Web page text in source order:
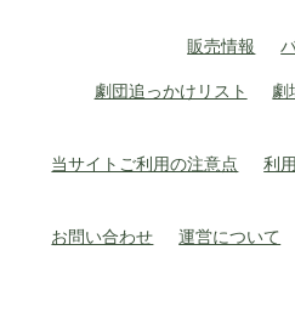
販売情報
劇団追っかけリスト 劇
当サイトご利用の注意点 利
お問い合わせ 運営について